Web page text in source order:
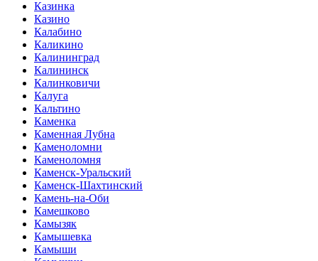
Казинка
Казино
Калабино
Каликино
Калининград
Калининск
Калинковичи
Калуга
Кальтино
Каменка
Каменная Лубна
Каменоломни
Каменоломня
Каменск-Уральский
Каменск-Шахтинский
Камень-на-Оби
Камешково
Камызяк
Камышевка
Камыши